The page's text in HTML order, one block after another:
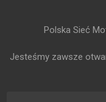
Polska Sieć
Jesteśmy zawsze